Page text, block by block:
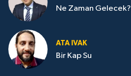
Ne Zaman Gelecek?
ATA IVAK
Bir Kap Su